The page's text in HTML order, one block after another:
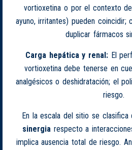
vortioxetina o por el contexto
ayuno, irritantes) pueden coincidir;
duplicar fármacos
Carga hepática y renal: El
vortioxetina debe tenerse en
analgésicos o deshidratación; el
riesgo.
En la escala del sitio se clasifica
sinergia respecto a
implica ausencia total de riesgo.